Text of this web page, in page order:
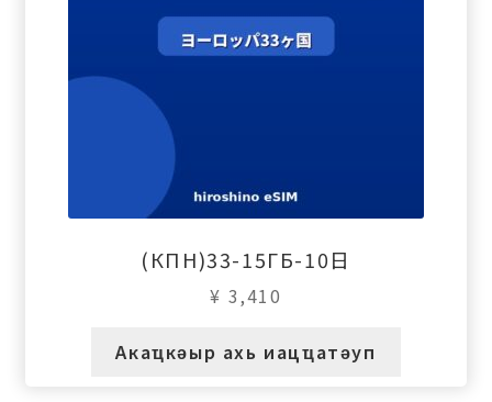
(КПН)33-15ГБ-10日
¥ 3,410
Акаҵкәыр ахь иацҵатәуп